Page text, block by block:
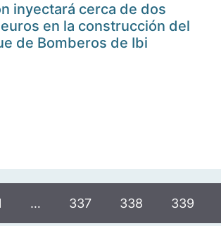
inyectará cerca de dos
en la construcción del
de Bomberos de Ibi
… 337 338 339